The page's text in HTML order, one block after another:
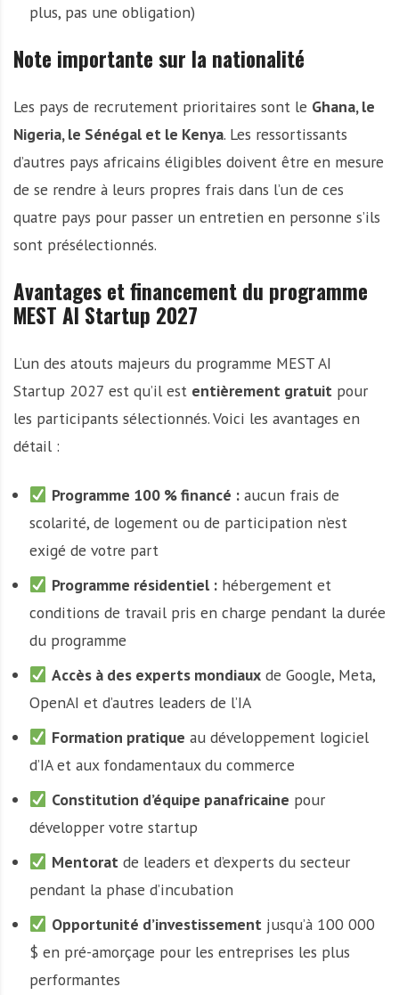
plus, pas une obligation)
Note importante sur la nationalité
Les pays de recrutement prioritaires sont le Ghana, le
Nigeria, le Sénégal et le Kenya. Les ressortissants
d’autres pays africains éligibles doivent être en mesure
de se rendre à leurs propres frais dans l’un de ces
quatre pays pour passer un entretien en personne s’ils
sont présélectionnés.
Avantages et financement du programme
MEST AI Startup 2027
L’un des atouts majeurs du programme MEST AI
Startup 2027 est qu’il est entièrement gratuit pour
les participants sélectionnés. Voici les avantages en
détail :
Programme 100 % financé :aucun frais de
scolarité, de logement ou de participation n’est
exigé de votre part
Programme résidentiel :hébergement et
conditions de travail pris en charge pendant la durée
du programme
Accès à des experts mondiauxde Google, Meta,
OpenAI et d’autres leaders de l’IA
Formation pratique au développement logiciel
d’IA et aux fondamentaux du commerce
Constitution d’équipe panafricaine pour
développer votre startup
Mentoratde leaders et d’experts du secteur
pendant la phase d’incubation
Opportunité d’investissementjusqu’à 100 000
$ en pré-amorçage pour les entreprises les plus
performantes